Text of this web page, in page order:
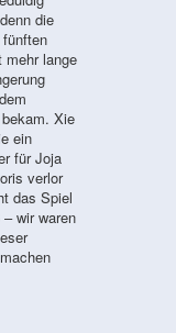
die
lange
Xie
ein
für Joja
verlor
das Spiel
wir waren